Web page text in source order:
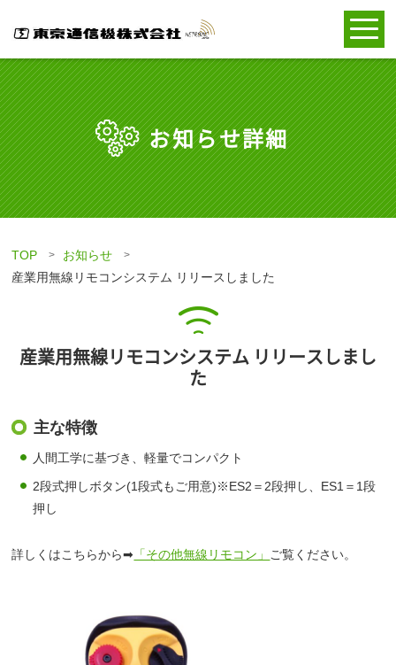
お知らせ詳細
TOP
お知らせ
産業用無線リモコンシステム リリースしました
産業用無線リモコンシステム リリースしまし
た
主な特徴
人間工学に基づき、軽量でコンパクト
2段式押しボタン(1段式もご用意)※ES2＝2段押し、ES1＝1段
押し
詳しくはこちらから➡ 「その他無線リモコン」 ご覧ください。